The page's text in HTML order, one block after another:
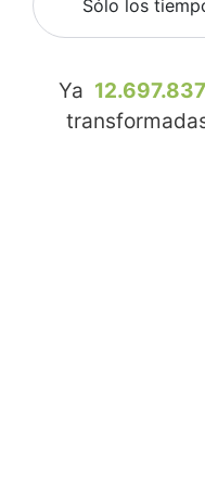
Sólo los
Ya 12.697.837